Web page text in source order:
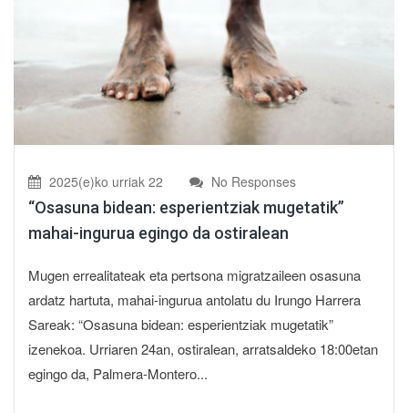
2025(e)ko urriak 22 No Responses
“Osasuna bidean: esperientziak mugetatik”
mahai-ingurua egingo da ostiralean
Mugen errealitateak eta pertsona migratzaileen osasuna
ardatz hartuta, mahai-ingurua antolatu du Irungo Harrera
Sareak: “Osasuna bidean: esperientziak mugetatik”
izenekoa. Urriaren 24an, ostiralean, arratsaldeko 18:00etan
egingo da, Palmera-Montero...